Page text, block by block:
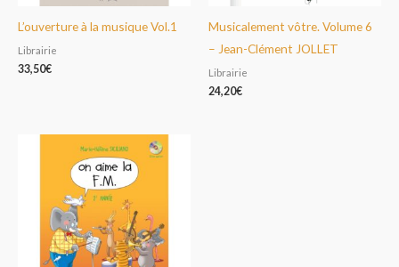
L’ouverture à la musique Vol.1
Librairie
33,50€
Musicalement vôtre. Volume 6
– Jean-Clément JOLLET
Librairie
24,20€